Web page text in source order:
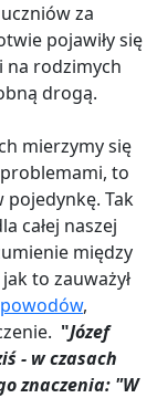
za
pojawiły się
na rodzimych
drogą.
mierzymy się
to
pojedynkę. Tak
całej naszej
między
to zauważył
powodów,
"Józef
- w czasach
znaczenia: "W